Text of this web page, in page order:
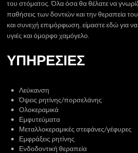
του στόματος. Όλα όσα θα θέλατε να
παθήσεις των δοντιών και την θεραπεία
και συνεχή επιμόρφωση, είμαστε εδώ για
υγιές και όμορφο χαμόγελο.
ΥΠΗΡΕΣΙΕΣ
Λεύκανση
​Όψεις ρητίνης/πορσελάνης
​Ολοκεραμικά
Εμφυτεύματα
Μεταλλοκεραμικές στεφάνες/γέφυρες
​Εμφράξεις ρητίνης
Ενδοδοντική θεραπεία